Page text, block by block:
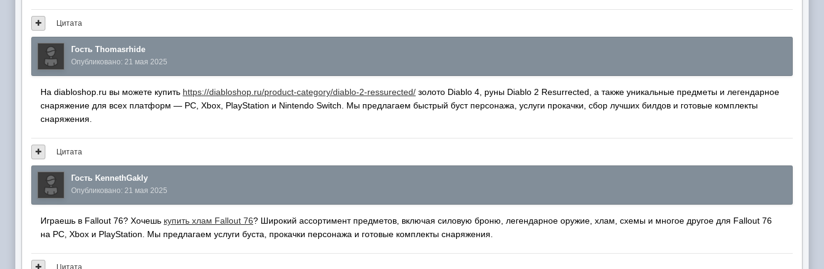
Цитата
Гость Thomasrhide
Опубликовано: 21 мая 2025
На diabloshop.ru вы можете купить https://diabloshop.ru/product-category/diablo-2-ressurected/ золото Diablo 4, руны Diablo 2 Resurrected, а также уникальные предметы и легендарное
снаряжение для всех платформ — PC, Xbox, PlayStation и Nintendo Switch. Мы предлагаем быстрый буст персонажа, услуги прокачки, сбор лучших билдов и готовые комплекты
снаряжения.
Цитата
Гость KennethGakly
Опубликовано: 21 мая 2025
Играешь в Fallout 76? Хочешь купить хлам Fallout 76? Широкий ассортимент предметов, включая силовую броню, легендарное оружие, хлам, схемы и многое другое для Fallout 76
на PC, Xbox и PlayStation. Мы предлагаем услуги буста, прокачки персонажа и готовые комплекты снаряжения.
Цитата